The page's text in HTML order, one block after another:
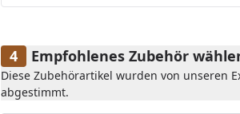
Empfohlenes Zubehör
Diese Zubehörartikel wurden von unseren
abgestimmt.